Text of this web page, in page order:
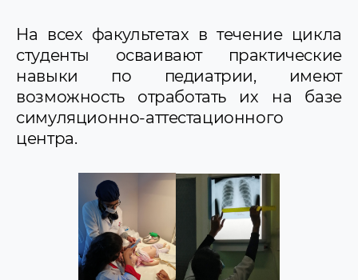
На всех факультетах в течение цикла
студенты осваивают практические
навыки по педиатрии, имеют
возможность отработать их на базе
симуляционно-аттестационного
центра.